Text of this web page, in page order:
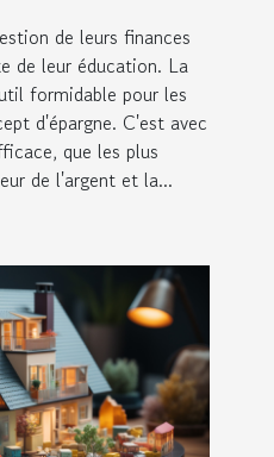
de leurs finances
de leur éducation. La
formidable pour les
d'épargne. C'est avec
que les plus
de l'argent et la...